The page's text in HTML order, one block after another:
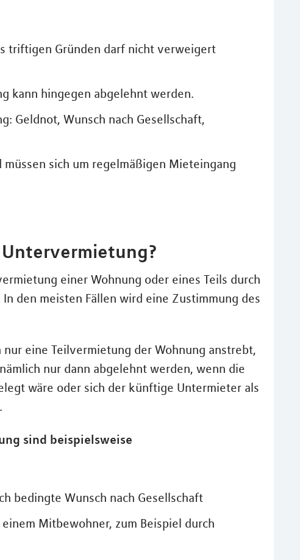
triftigen Gründen darf nicht verweigert
kann hingegen abgelehnt werden.
Geldnot, Wunsch nach Gesellschaft,
sich um regelmäßigen Mieteingang
einer Wohnung oder eines Teils durch
den meisten Fällen wird eine Zustimmung des
eine Teilvermietung der Wohnung anstrebt,
nur dann abgelehnt werden, wenn die
wäre oder sich der künftige Untermieter als
sind beispielsweise
bedingte Wunsch nach Gesellschaft
Mitbewohner, zum Beispiel durch